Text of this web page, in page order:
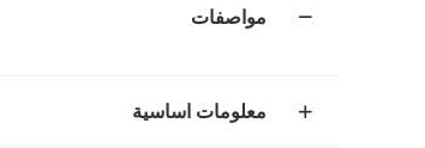
مواصفات
معلومات اساسية